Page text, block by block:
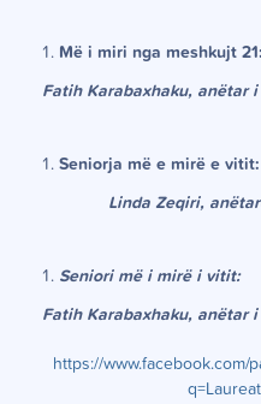
Më i miri nga meshkujt 21:
Fatih Karabaxhaku, anëtar
Seniorja më e mirë e vitit:
Linda Zeqiri,
Seniori më i mirë i vitit:
Fatih Karabaxhaku, anëtar
https://www.facebook.com/